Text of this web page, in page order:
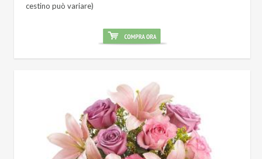
cestino può variare)